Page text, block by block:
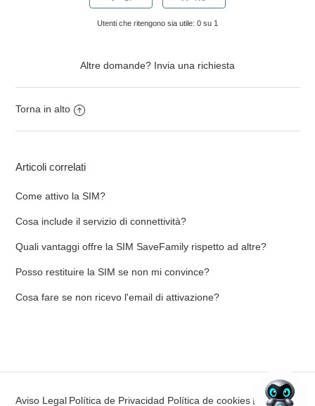
La mia SIM non è di SaveFamily, c'è un passaggio
Utenti che ritengono sia utile: 0 su 1
Altre domande? Invia una richiesta
Torna in alto
Articoli correlati
Come attivo la SIM?
Cosa include il servizio di connettività?
Quali vantaggi offre la SIM SaveFamily rispetto ad altre?
Posso restituire la SIM se non mi convince?
Cosa fare se non ricevo l'email di attivazione?
Aviso Legal Política de Privacidad Política de cookies Italiano